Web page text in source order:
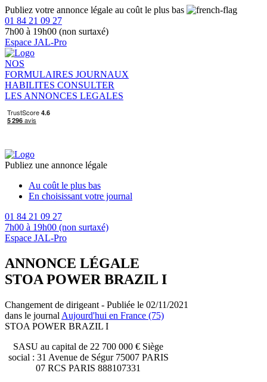
Publiez votre annonce légale au coût le plus bas
01 84 21 09 27
7h00 à 19h00 (non surtaxé)
Espace JAL-Pro
NOS
FORMULAIRES JOURNAUX
HABILITES CONSULTER
LES ANNONCES LEGALES
Publiez une annonce légale
Au coût le plus bas
En choisissant votre journal
01 84 21 09 27
7h00 à 19h00 (non surtaxé)
Espace JAL-Pro
ANNONCE LÉGALE
STOA POWER BRAZIL I
Changement de dirigeant - Publiée le 02/11/2021
dans le journal Aujourd'hui en France (75)
STOA POWER BRAZIL I
SASU au capital de 22 700 000 € Siège
social : 31 Avenue de Ségur 75007 PARIS
07 RCS PARIS 888107331